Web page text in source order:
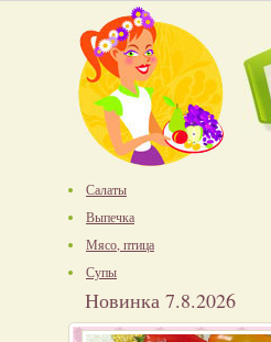
Салаты
Выпечка
Мясо, птица
Супы
Новинка 7.8.2026